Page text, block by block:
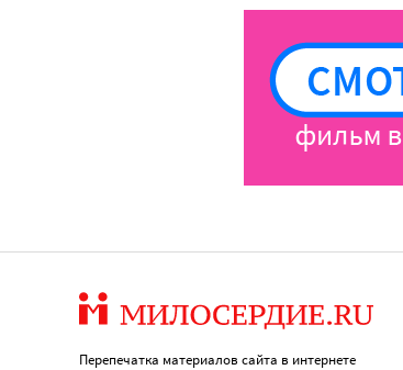
Перепечатка материалов сайта в интернете